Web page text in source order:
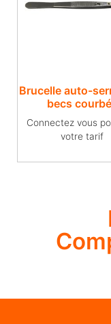
Brucelle auto-
becs
Connectez vous
votre tarif